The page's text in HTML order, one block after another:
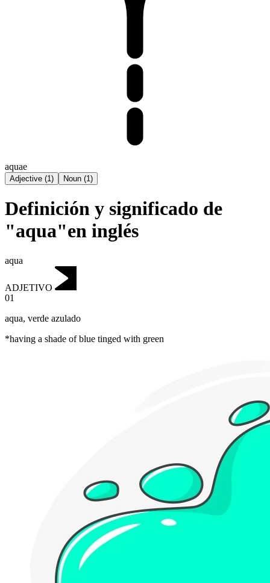
aquae
Adjective (1) Noun (1)
Definición y significado de
"aqua"en inglés
aqua
ADJETIVO
01
aqua, verde azulado
*having a shade of blue tinged with green